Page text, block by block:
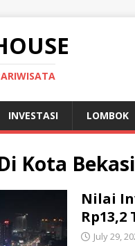
INVESTASI LOMBOK
Kota Bekasi
Nilai
July 29,